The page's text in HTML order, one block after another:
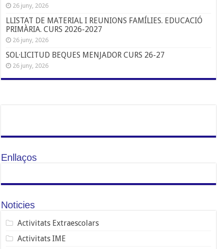
26 juny, 2026
LLISTAT DE MATERIAL I REUNIONS FAMÍLIES. EDUCACIÓ
PRIMÀRIA. CURS 2026-2027
26 juny, 2026
SOL·LICITUD BEQUES MENJADOR CURS 26-27
26 juny, 2026
Enllaços
Noticies
Activitats Extraescolars
Activitats IME